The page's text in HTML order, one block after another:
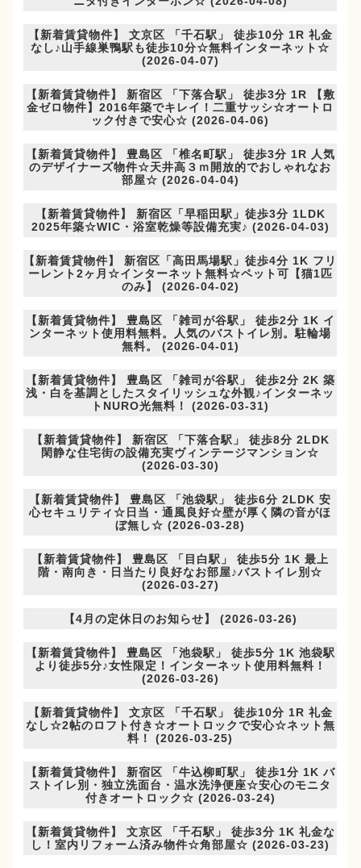
【新着賃貸物件】 文京区 「千石駅」 徒歩10分 1R 礼金
なし♪山手線巣鴨駅も徒歩10分☆無料インターネット☆
(2026-04-07)
【新着賃貸物件】 新宿区 「下落合駅」 徒歩3分 1R 【敷
金ゼロ物件】2016年築でキレイ！二重サッシ☆オートロ
ック付きで安心☆ (2026-04-06)
【新着賃貸物件】 豊島区 「椎名町駅」 徒歩3分 1R 人気
のデザイナーズ物件☆天井高３ｍ開放的でおしゃれなお
部屋☆ (2026-04-04)
【新着賃貸物件】 新宿区「早稲田駅」徒歩3分 1LDK
2025年築☆WIC・浴室乾燥等設備充実♪ (2026-04-03)
【新着賃貸物件】 新宿区「高田馬場駅」徒歩4分 1K フリ
ーレント2ヶ月☆インターネット無料☆ペット可【猫1匹
のみ】 (2026-04-02)
【新着賃貸物件】 豊島区 「雑司が谷駅」 徒歩2分 1K イ
ンターネット使用料無料。人気のバストイレ別。駐輪場
無料。 (2026-04-01)
【新着賃貸物件】 豊島区 「雑司が谷駅」 徒歩2分 2K 築
浅・白を基調としたスタイリッシュな外観♪インターネッ
トNURO光無料！ (2026-03-31)
【新着賃貸物件】 新宿区 「下落合駅」 徒歩8分 2LDK
閑静な住宅街の設備充実ヴィンテージマンション☆
(2026-03-30)
【新着賃貸物件】 豊島区 「池袋駅」 徒歩6分 2LDK 安
心セキュリティ☆日当・通風良好☆壁が厚く隣の音がほ
ぼ無し☆ (2026-03-28)
【新着賃貸物件】 豊島区 「目白駅」 徒歩5分 1K 最上
階・南向き・日当たり良好なお部屋♪バストイレ別☆
(2026-03-27)
【4月の定休日のお知らせ】 (2026-03-26)
【新着賃貸物件】 豊島区 「池袋駅」 徒歩5分 1K 池袋駅
より徒歩5分♪女性限定！インターネット使用料無料！
(2026-03-26)
【新着賃貸物件】 文京区 「千石駅」 徒歩10分 1R 礼金
なし☆2帖のロフト付き☆オートロックで安心☆ネット無
料！ (2026-03-25)
【新着賃貸物件】 新宿区 「牛込柳町駅」 徒歩1分 1K バ
ストイレ別・独立洗面台・温水洗浄便座☆安心のモニタ
付きオートロック☆ (2026-03-24)
【新着賃貸物件】 文京区 「千石駅」 徒歩3分 1K 礼金な
し！室内リフォーム済み物件☆角部屋☆ (2026-03-23)